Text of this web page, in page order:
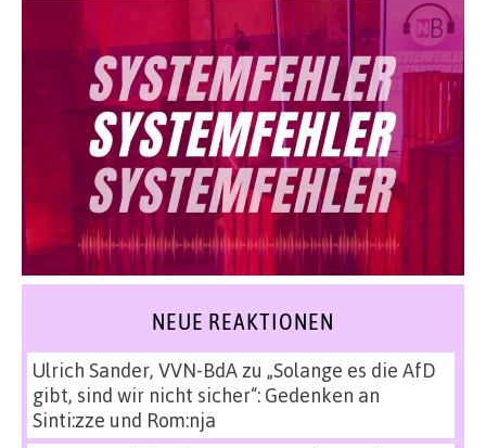
NEUE REAKTIONEN
Ulrich Sander, VVN-BdAzu „Solange es die AfD
gibt, sind wir nicht sicher“: Gedenken an
Sinti:zze und Rom:nja